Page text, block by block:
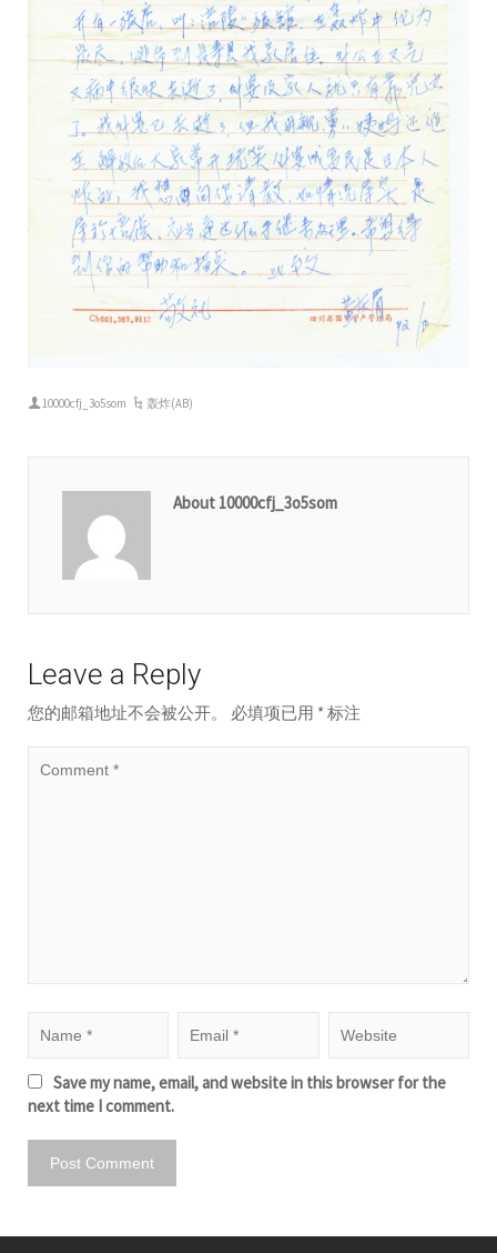
10000cfj_3o5som 轰炸(AB)
About 10000cfj_3o5som
Leave a Reply
您的邮箱地址不会被公开。 必填项已用 *标注
Save my name, email, and website in this browser for the
next time I comment.